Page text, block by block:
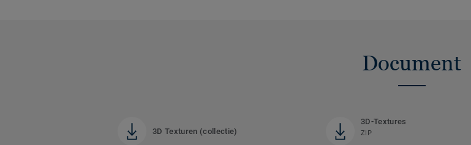
Document
3D Texturen (collectie)
3D-Textures
ZIP